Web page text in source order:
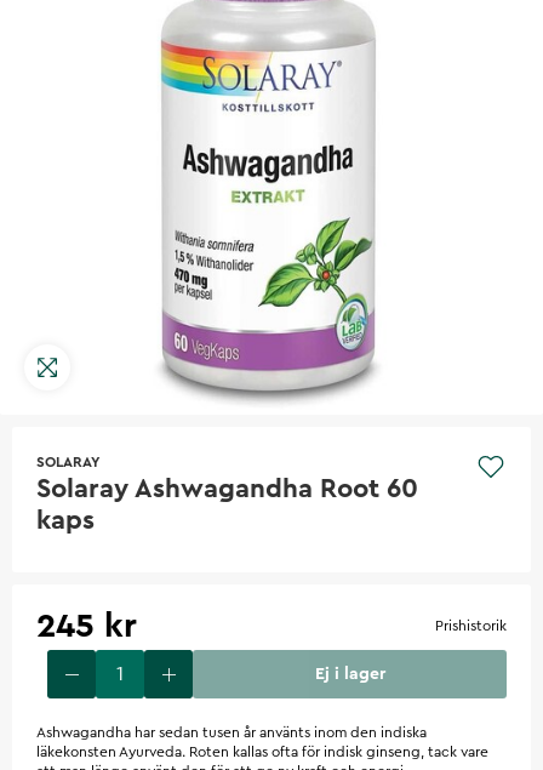
SOLARAY
Solaray Ashwagandha Root 60
kaps
245 kr Prishistorik
Ej i lager
Ashwagandha har sedan tusen år använts inom den indiska
läkekonsten Ayurveda. Roten kallas ofta för indisk ginseng, tack vare